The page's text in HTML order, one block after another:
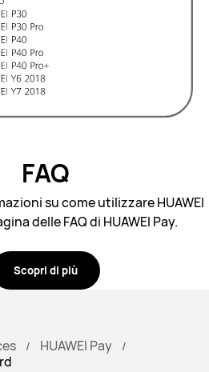
FAQ
su come utilizzare HUAWEI
delle FAQ di HUAWEI Pay.
Scopri di più
HUAWEI Pay